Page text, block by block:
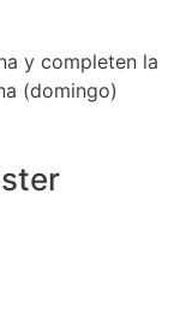
y completen la
(domingo)